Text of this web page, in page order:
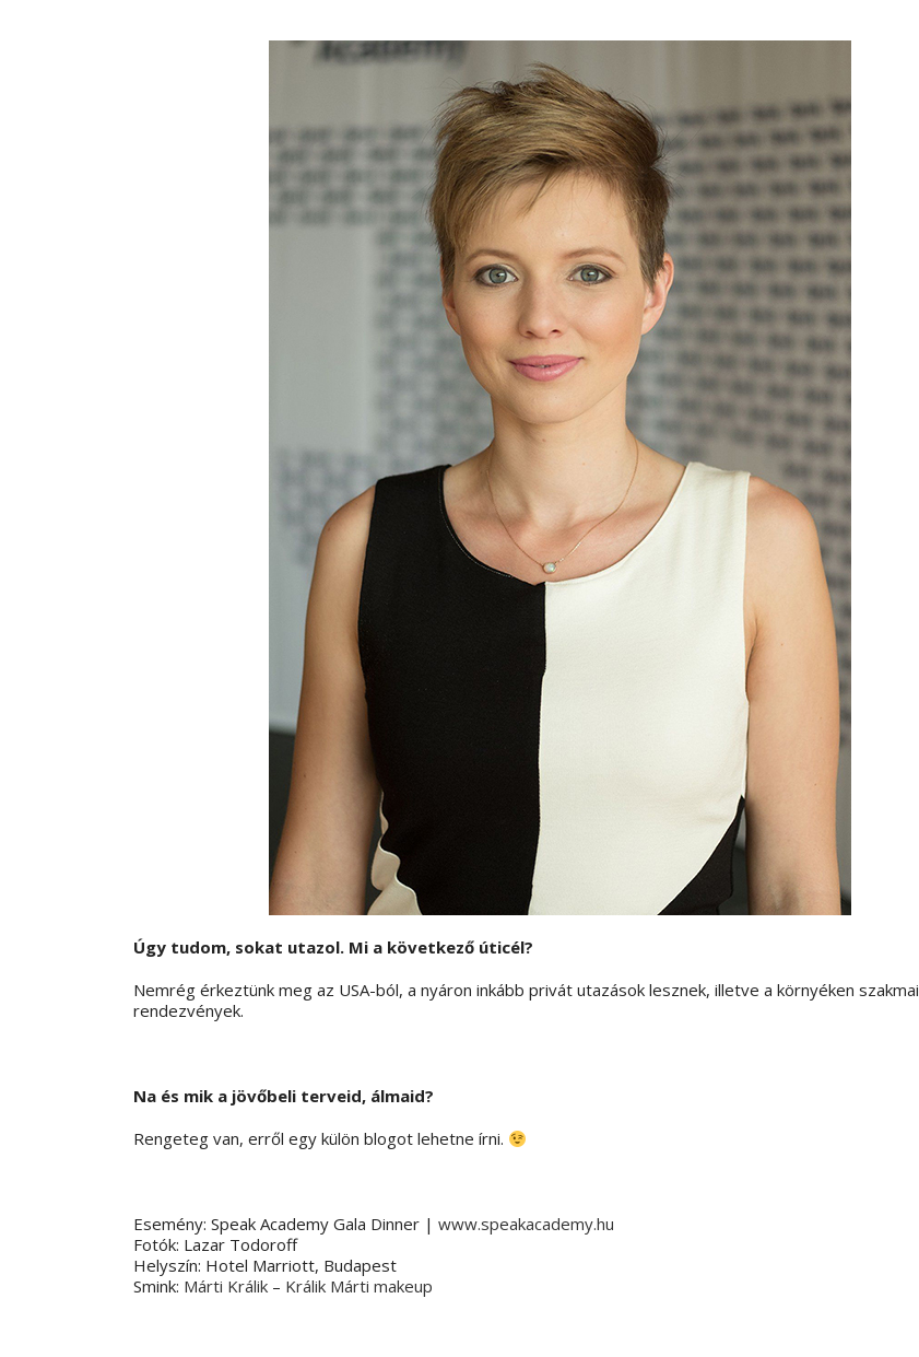
Úgy tudom, sokat utazol. Mi a következő úticél?
Nemrég érkeztünk meg az USA-ból, a nyáron inkább privát utazások lesznek, illetve a környéken szakmai
rendezvények.
Na és mik a jövőbeli terveid, álmaid?
Rengeteg van, erről egy külön blogot lehetne írni.
Esemény: Speak Academy Gala Dinner | www.speakacademy.hu
Fotók: Lazar Todoroff
Helyszín: Hotel Marriott, Budapest
Smink: Márti Králik – Králik Márti makeup